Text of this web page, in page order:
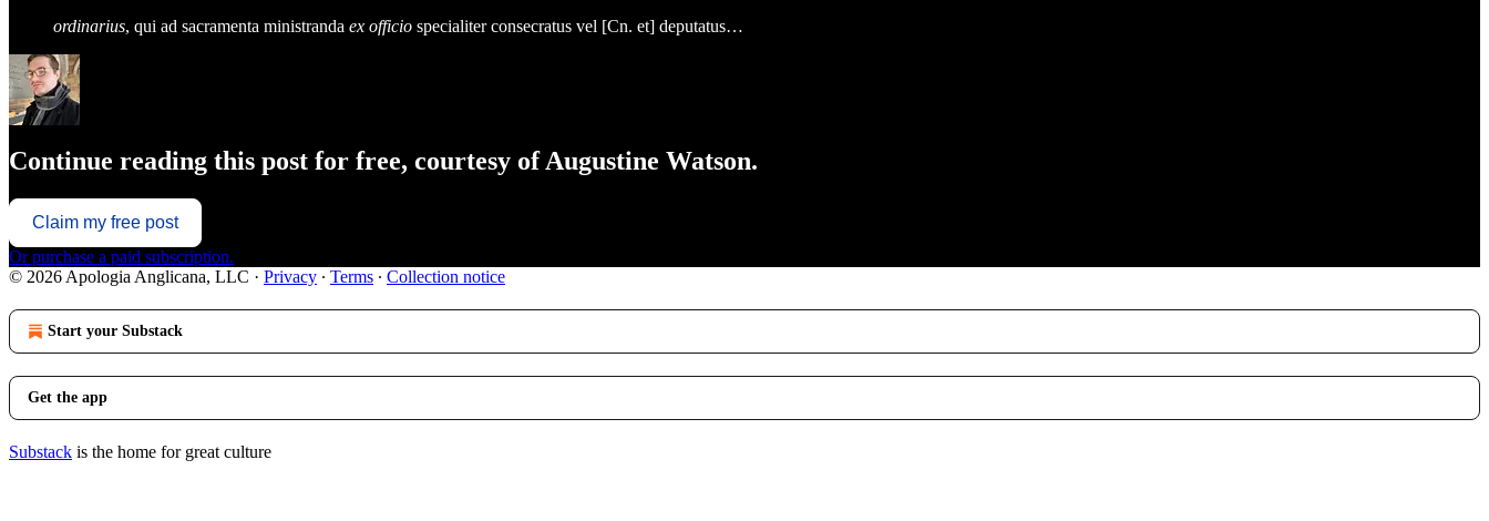
ordinarius, qui ad sacramenta ministranda ex officio specialiter consecratus vel [Cn. et] deputatus…
Continue reading this post for free, courtesy of Augustine Watson.
Claim my free post
Or purchase a paid subscription.
© 2026 Apologia Anglicana, LLC · Privacy ∙ Terms ∙ Collection notice
Start your Substack
Get the app
Substack is the home for great culture